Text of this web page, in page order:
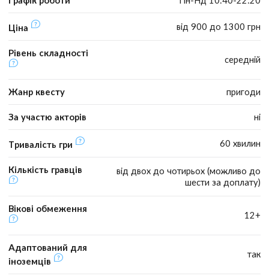
Ціна від 900 до 1300 грн
Рівень складності
середній
Жанр квесту пригоди
За участю акторів ні
Тривалість гри 60 хвилин
Кількість гравців
від двох до чотирьох (можливо до
шести за доплату)
Вікові обмеження
12+
Адаптований для
іноземців
так